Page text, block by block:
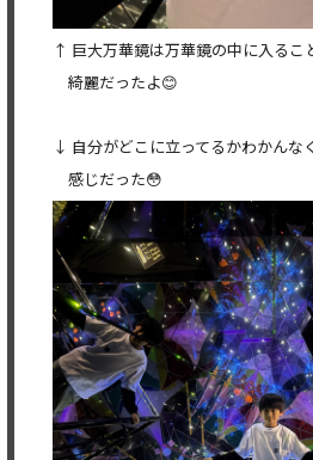
↑ 巨大万華鏡は万華鏡の中に入るこ
綺麗だったよ😊
↓ 自分がどこに立ってるかわかんな
感じだった😳